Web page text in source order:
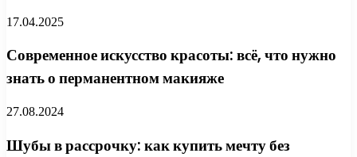
17.04.2025
Современное искусство красоты: всё, что нужно
знать о перманентном макияже
27.08.2024
Шубы в рассрочку: как купить мечту без